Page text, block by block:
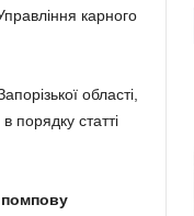
карного
області,
порядку статті
помпову